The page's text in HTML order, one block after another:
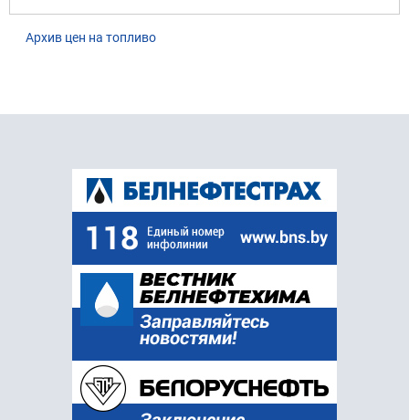
Архив цен на топливо